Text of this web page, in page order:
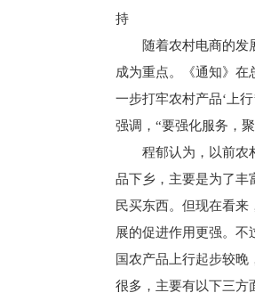
持
随着农村电商的发
成为重点。《通知》在
一步打牢农村产品‘上
强调，“要强化服务，聚
程郁认为，以前农
品下乡，主要是为了丰
民买东西。但现在看来
展的促进作用更强。不
国农产品上行起步较
很多，主要有以下三方